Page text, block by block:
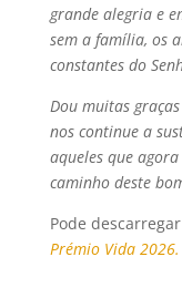
grande alegria e
sem a família, os
constantes do
Dou muitas
nos continue a
aqueles que
caminho deste
Pode
Prémio Vida